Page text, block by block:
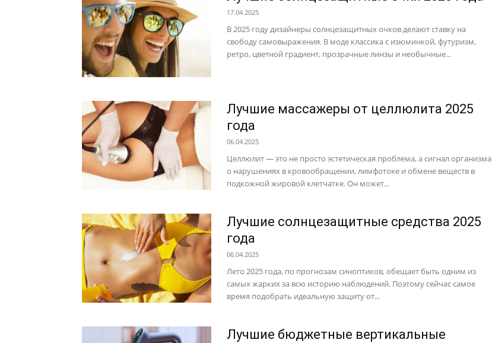
17.04.2025
В 2025 году дизайнеры солнцезащитных очков делают ставку на
свободу самовыражения. В моде классика с изюминкой, футуризм,
ретро, цветной градиент, прозрачные линзы и необычные...
Лучшие массажеры от целлюлита 2025
года
06.04.2025
Целлюлит — это не просто эстетическая проблема, а сигнал организма
о нарушениях в кровообращении, лимфотоке и обмене веществ в
подкожной жировой клетчатке. Он может...
Лучшие солнцезащитные средства 2025
года
06.04.2025
Лето 2025 года, по прогнозам синоптиков, обещает быть одним из
самых жарких за всю историю наблюдений. Поэтому сейчас самое
время подобрать идеальную защиту от...
Лучшие бюджетные вертикальные